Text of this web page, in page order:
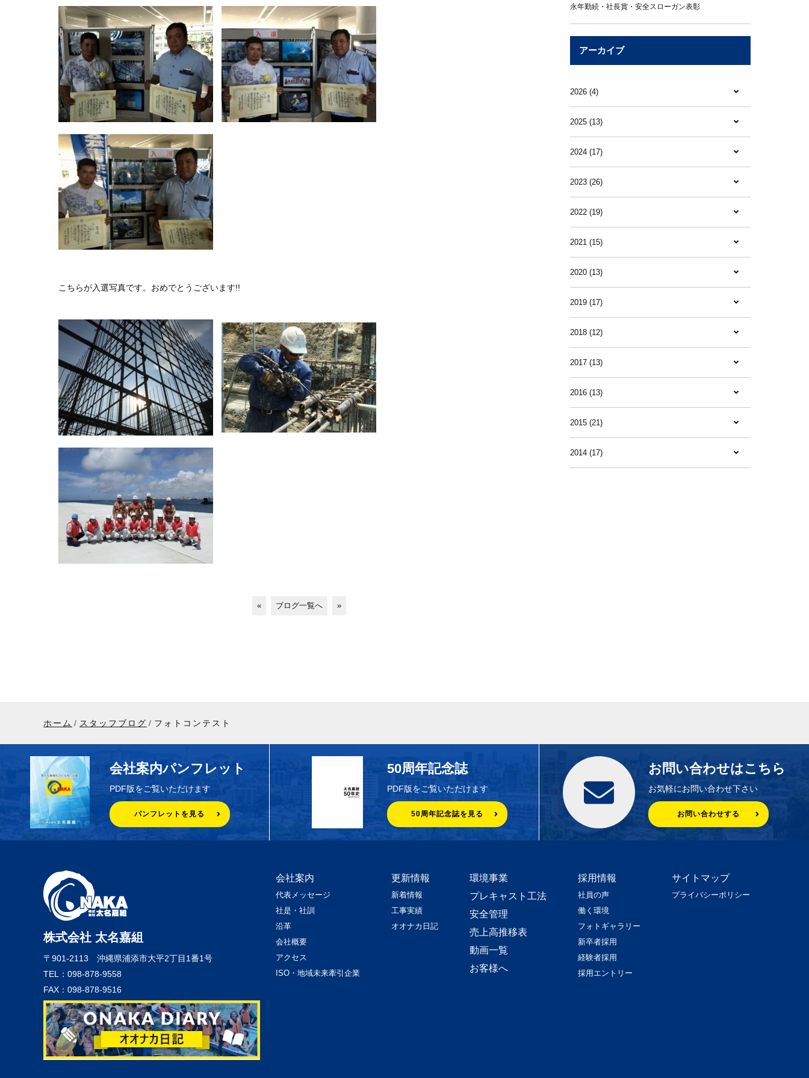
こちらが入選写真です。おめでとうございます!!
« ブログ一覧へ »
永年勤続・社長賞・安全スローガン表彰
アーカイブ
2026 (4)
2025 (13)
2024 (17)
2023 (26)
2022 (19)
2021 (15)
2020 (13)
2019 (17)
2018 (12)
2017 (13)
2016 (13)
2015 (21)
2014 (17)
ホーム スタッフブログ フォトコンテスト
会社案内パンフレット
PDF版をご覧いただけます
パンフレットを見る
50周年記念誌
PDF版をご覧いただけます
50周年記念誌を見る
お問い合わせはこちら
お気軽にお問い合わせ下さい
お問い合わせする
株式会社 太名嘉組
〒901-2113 沖縄県浦添市大平2丁目1番1号
TEL：098-878-9558
FAX：098-878-9516
会社案内
代表メッセージ
社是・社訓
沿革
会社概要
アクセス
ISO・地域未来牽引企業
更新情報
新着情報
工事実績
オオナカ日記
環境事業
プレキャスト工法
安全管理
売上高推移表
動画一覧
お客様へ
採用情報
社員の声
働く環境
フォトギャラリー
新卒者採用
経験者採用
採用エントリー
サイトマップ
プライバシーポリシー